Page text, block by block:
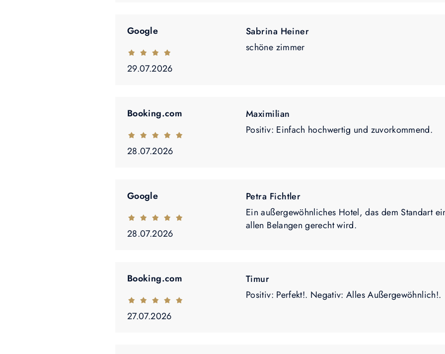
Google
29.07.2026
Sabrina Heiner
schöne zimmer
Booking.com
28.07.2026
Maximilian
Positiv: Einfach hochwertig und zuvorkommend.
Google
28.07.2026
Petra Fichtler
Ein außergewöhnliches Hotel, das dem Standart
allen Belangen gerecht wird.
Booking.com
27.07.2026
Timur
Positiv: Perfekt!. Negativ: Alles Außergewöhnlich!.